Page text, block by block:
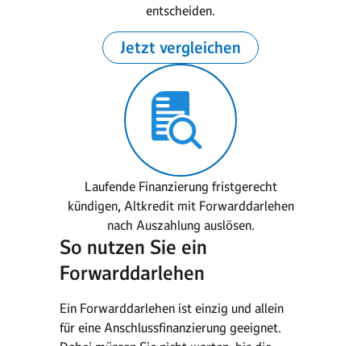
entscheiden.
Jetzt vergleichen
Laufende Finanzierung fristgerecht
kündigen, Altkredit mit Forwarddarlehen
nach Auszahlung auslösen.
So nutzen Sie ein
Forwarddarlehen
Ein Forwarddarlehen ist einzig und allein
für eine Anschlussfinanzierung geeignet.